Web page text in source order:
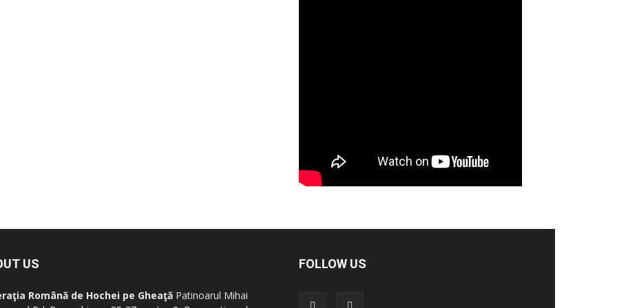
US
Română de Hochei pe Gheaţă Patinoarul Mihai
FOLLOW US